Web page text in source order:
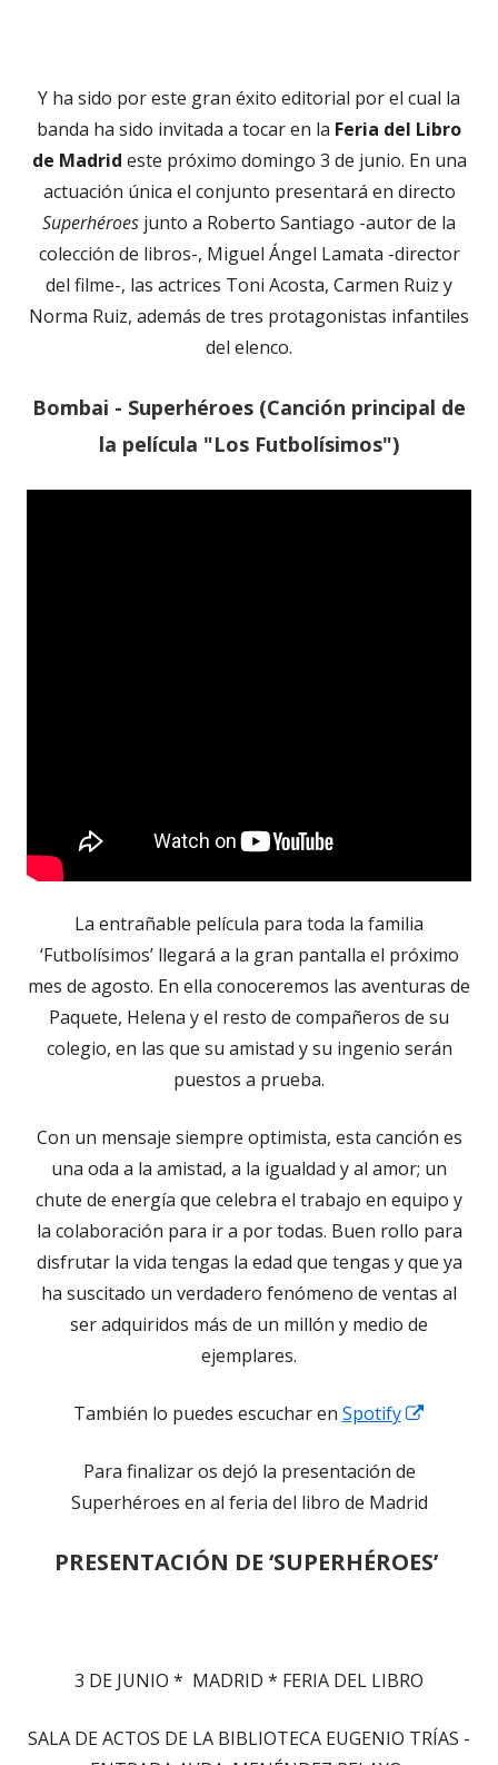
Y ha sido por este gran éxito editorial por el cual la
banda ha sido invitada a tocar en la Feria del Libro
de Madrid este próximo domingo 3 de junio. En una
actuación única el conjunto presentará en directo
Superhéroes junto a Roberto Santiago -autor de la
colección de libros-, Miguel Ángel Lamata -director
del filme-, las actrices Toni Acosta, Carmen Ruiz y
Norma Ruiz, además de tres protagonistas infantiles
del elenco.
Bombai - Superhéroes (Canción principal de
la película "Los Futbolísimos")
La entrañable película para toda la familia
‘Futbolísimos’ llegará a la gran pantalla el próximo
mes de agosto. En ella conoceremos las aventuras de
Paquete, Helena y el resto de compañeros de su
colegio, en las que su amistad y su ingenio serán
puestos a prueba.
Con un mensaje siempre optimista, esta canción es
una oda a la amistad, a la igualdad y al amor; un
chute de energía que celebra el trabajo en equipo y
la colaboración para ir a por todas. Buen rollo para
disfrutar la vida tengas la edad que tengas y que ya
ha suscitado un verdadero fenómeno de ventas al
ser adquiridos más de un millón y medio de
ejemplares.
También lo puedes escuchar en Spotify
ventana
Para finalizar os dejó la presentación de
Superhéroes en al feria del libro de Madrid
PRESENTACIÓN DE ‘SUPERHÉROES’
3 DE JUNIO * MADRID * FERIA DEL LIBRO
SALA DE ACTOS DE LA BIBLIOTECA EUGENIO TRÍAS -